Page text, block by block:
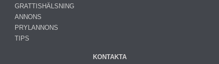
GRATTISHÄLSNING
ANNONS
PRYLANNONS
TIPS
KONTAKTA